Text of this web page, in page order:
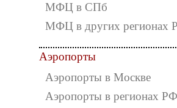
МФЦ в СПб
МФЦ в других регионах
Аэропорты
Аэропорты в Москве
Аэропорты в регионах РФ